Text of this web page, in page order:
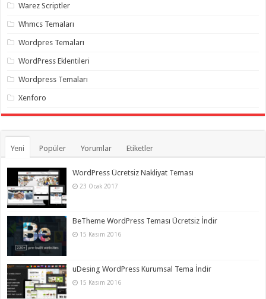
takipçiWarez Scriptler
Whmcs Temaları
Wordpres Temaları
WordPress Eklentileri
Wordpress Temaları
Xenforo
Yeni Popüler Yorumlar Etiketler
WordPress Ücretsiz Nakliyat Teması
23 Ocak 2017
BeTheme WordPress Teması Ücretsiz İndir
15 Kasım 2016
uDesing WordPress Kurumsal Tema İndir
15 Kasım 2016